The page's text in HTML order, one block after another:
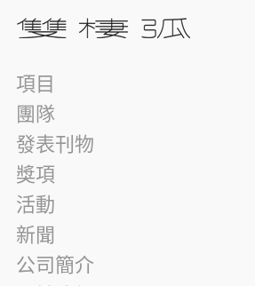
項目
團隊
發表刊物
獎項
活動
新聞
公司簡介